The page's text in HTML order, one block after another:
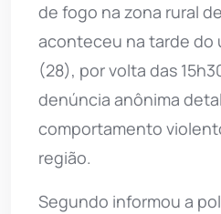
de fogo na zona rural de
aconteceu na tarde do
(28), por volta das
denúncia anônima
comportamento
região.
Segundo informou a